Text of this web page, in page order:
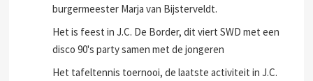
burgermeester Marja van Bijsterveldt.
Het is feest in J.C. De Border, dit viert SWD met een
disco 90's party samen met de jongeren
Het tafeltennis toernooi, de laatste activiteit in J.C.